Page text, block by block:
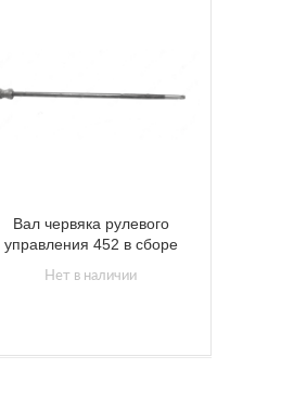
Вал червяка рулевого
управления 452 в сборе
Нет в наличии